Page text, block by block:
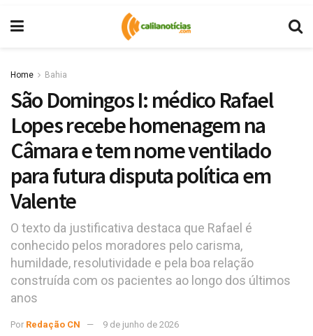
Home Bahia
São Domingos I: médico Rafael
Lopes recebe homenagem na
Câmara e tem nome ventilado
para futura disputa política em
Valente
O texto da justificativa destaca que Rafael é
conhecido pelos moradores pelo carisma,
humildade, resolutividade e pela boa relação
construída com os pacientes ao longo dos últimos
anos
Por Redação CN 9 de junho de 2026